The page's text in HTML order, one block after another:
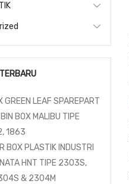
GREEN LEAF SPAREPART
BOX MALIBU TIPE
1863
BOX PLASTIK INDUSTRI
HNT TIPE 2303S,
& 2304M